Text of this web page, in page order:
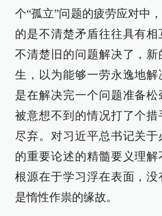
个“孤立”问题的疲劳应对中
的是不清楚矛盾往往具有
不清楚旧的问题解决了，
生，以为能够一劳永逸地
是在解决完一个问题准备
被意想不到的情况打了个
尽弃。对习近平总书记关于
的重要论述的精髓要义理解
根源在于学习浮在表面，没
是惰性作祟的缘故。